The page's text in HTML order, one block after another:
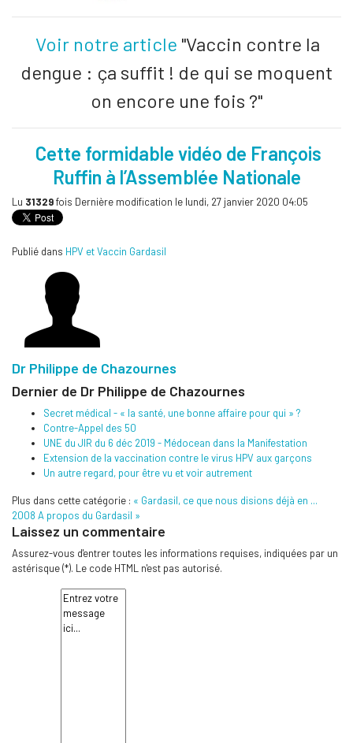
Voir notre article "Vaccin contre la
dengue : ça suffit ! de qui se moquent
on encore une fois ?"
Cette formidable vidéo de François
Ruffin à l’Assemblée Nationale
Lu 31329fois Dernière modification le lundi, 27 janvier 2020 04:05
Publié dans HPV et Vaccin Gardasil
Dr Philippe de Chazournes
Dernier de Dr Philippe de Chazournes
Secret médical - « la santé, une bonne affaire pour qui » ?
Contre-Appel des 50
UNE du JIR du 6 déc 2019 - Médocean dans la Manifestation
Extension de la vaccination contre le virus HPV aux garçons
Un autre regard, pour être vu et voir autrement
Plus dans cette catégorie : « Gardasil, ce que nous disions déjà en ...
2008 A propos du Gardasil »
Laissez un commentaire
Assurez-vous d'entrer toutes les informations requises, indiquées par un
astérisque (*). Le code HTML n'est pas autorisé.